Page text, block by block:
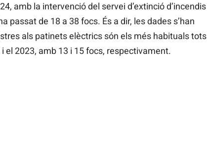
amb la intervenció del servei d’extinció d’incendis
passat de 18 a 38 focs. És a dir, les dades s’han
als patinets elèctrics són els més habituals tots
el 2023, amb 13 i 15 focs, respectivament.